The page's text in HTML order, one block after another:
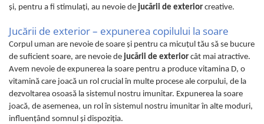
şi, pentru a fi stimulaţi, au nevoie de jucării de exterior creative.
Jucării de exterior – expunerea copilului la soare
Corpul uman are nevoie de soare şi pentru ca micuţul tău să se bucure
de suficient soare, are nevoie de jucării de exterior cât mai atractive.
Avem nevoie de expunerea la soare pentru a produce vitamina D, o
vitamină care joacă un rol crucial în multe procese ale corpului, de la
dezvoltarea osoasă la sistemul nostru imunitar. Expunerea la soare
joacă, de asemenea, un rol în sistemul nostru imunitar în alte moduri,
influenţând somnul şi dispoziţia.